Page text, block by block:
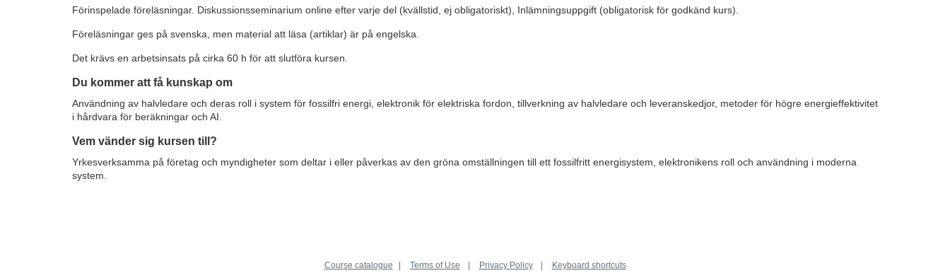
r
s
e
d
e
Förinspelade föreläsningar. Diskussionsseminarium online efter varje del (kvällstid, ej obligatoriskt), Inlämningsuppgift (obligatorisk för godkänd kurs).
Föreläsningar ges på svenska, men material att läsa (artiklar) är på engelska.
Det krävs en arbetsinsats på cirka 60 h för att slutföra kursen.
Du kommer att få kunskap om
Användning av halvledare och deras roll i system för fossilfri energi, elektronik för elektriska fordon, tillverkning av halvledare och leveranskedjor, metoder för högre energieffektivitet
i hårdvara för beräkningar och AI.
Vem vänder sig kursen till?
Yrkesverksamma på företag och myndigheter som deltar i eller påverkas av den gröna omställningen till ett fossilfritt energisystem, elektronikens roll och användning i moderna
system.
Course catalogue Terms of Use Privacy Policy Keyboard shortcuts